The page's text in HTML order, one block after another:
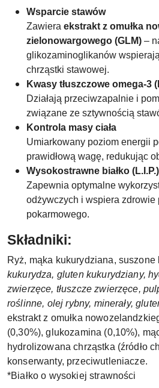
Wsparcie stawów
Zawiera ekstrakt z omułka
zielonowargowego (GLM) –
glikozaminoglikanów
chrząstki stawowej.
Kwasy tłuszczowe omega-3
Działają przeciwzapalnie i
związane ze sztywnością
Kontrola masy ciała
Umiarkowany poziom energii
prawidłową wagę, redukując
Wysokostrawne białko (L.I.P.)
Zapewnia optymalne
odżywczych i wspiera zdrowie
pokarmowego.
Składniki:
Ryż, mąka kukurydziana, suszone
kukurydza, gluten kukurydziany,
zwierzęce, tłuszcze zwierzęce,
roślinne, olej rybny, minerały,
ekstrakt z omułka
(0,30%), glukozamina (0,10%),
hydrolizowana chrząstka (źródło
konserwanty, przeciwutleniacze.
*Białko o wysokiej strawności